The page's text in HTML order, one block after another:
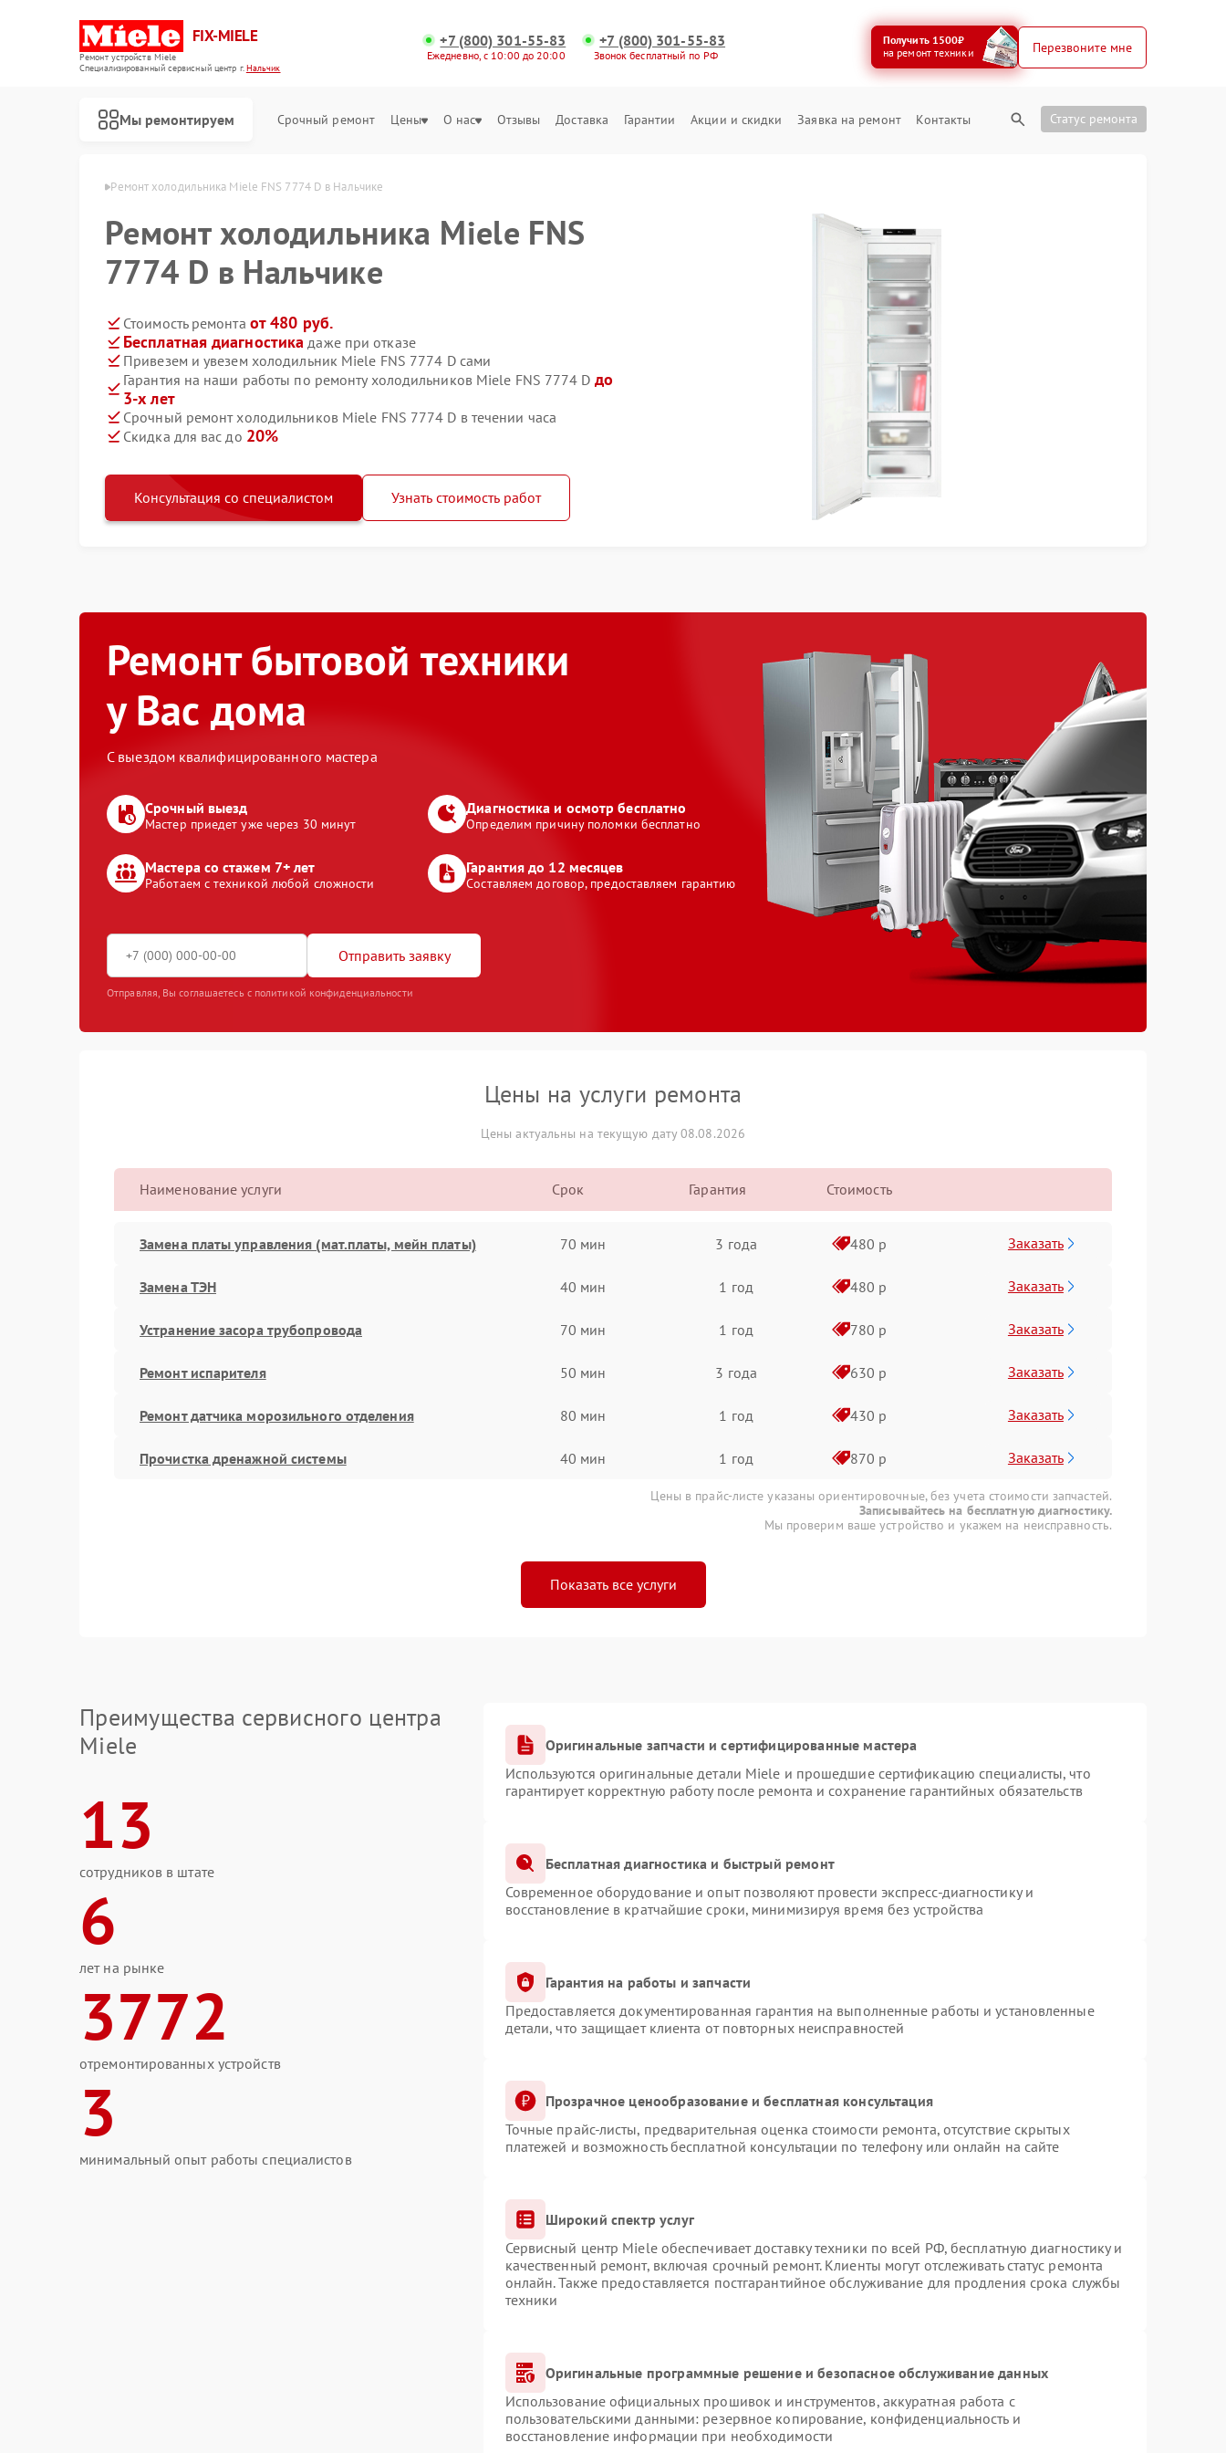
FIX-MIELE
Ремонт устройств Miele
Специализированный cервисный центр г.Нальчик
+7 (800) 301-55-83
Ежедневно, с 10:00 до 20:00
+7 (800) 301-55-83
Звонок бесплатный по РФ
Получить 1500₽
на ремонт техники
Перезвоните мне
Мы ремонтируем Срочный ремонт Цены О нас Отзывы Доставка Гарантии Акции и скидки Заявка на ремонт Контакты Статус ремонта
Miele в Нальчике Ремонт холодильника Miele FNS 7774 D в Нальчике
Ремонт холодильника Miele FNS
7774 D в Нальчике
Стоимость ремонта от 480 руб.
Бесплатная диагностика даже при отказе
Привезем и увезем холодильник Miele FNS 7774 D сами
Гарантия на наши работы по ремонту холодильников Miele FNS 7774 D до
3-х лет
Срочный ремонт холодильников Miele FNS 7774 D в течении часа
Скидка для вас до 20%
Консультация со специалистом Узнать стоимость работ
Ремонт бытовой техники
у Вас дома
С выездом квалифицированного мастера
Срочный выезд
Мастер приедет уже через 30 минут
Диагностика и осмотр бесплатно
Определим причину поломки бесплатно
Мастера со стажем 7+ лет
Работаем с техникой любой сложности
Гарантия до 12 месяцев
Составляем договор, предоставляем гарантию
Отправить заявку
Отправляя, Вы соглашаетесь с политикой конфиденциальности
Цены на услуги ремонта
Цены актуальны на текущую дату 08.08.2026
Наименование услуги Срок Гарантия Стоимость
Замена платы управления (мат.платы, мейн платы) 70 мин 3 года 480 р Заказать
Замена ТЭН 40 мин 1 год 480 р Заказать
Устранение засора трубопровода 70 мин 1 год 780 р Заказать
Ремонт испарителя 50 мин 3 года 630 р Заказать
Ремонт датчика морозильного отделения 80 мин 1 год 430 р Заказать
Прочистка дренажной системы 40 мин 1 год 870 р Заказать
Цены в прайс-листе указаны ориентировочные, без учета стоимости запчастей.
Записывайтесь на бесплатную диагностику.
Мы проверим ваше устройство и укажем на неисправность.
Показать все услуги
Преимущества сервисного центра
Miele
13
сотрудников в штате
6
лет на рынке
3772
отремонтированных устройств
3
минимальный опыт работы специалистов
Оригинальные запчасти и сертифицированные мастера
Используются оригинальные детали Miele и прошедшие сертификацию специалисты, что
гарантирует корректную работу после ремонта и сохранение гарантийных обязательств
Бесплатная диагностика и быстрый ремонт
Современное оборудование и опыт позволяют провести экспресс-диагностику и
восстановление в кратчайшие сроки, минимизируя время без устройства
Гарантия на работы и запчасти
Предоставляется документированная гарантия на выполненные работы и установленные
детали, что защищает клиента от повторных неисправностей
Прозрачное ценообразование и бесплатная консультация
Точные прайс-листы, предварительная оценка стоимости ремонта, отсутствие скрытых
платежей и возможность бесплатной консультации по телефону или онлайн на сайте
Широкий спектр услуг
Сервисный центр Miele обеспечивает доставку техники по всей РФ, бесплатную диагностику и
качественный ремонт, включая срочный ремонт. Клиенты могут отслеживать статус ремонта
онлайн. Также предоставляется постгарантийное обслуживание для продления срока службы
техники
Оригинальные программные решение и безопасное обслуживание данных
Использование официальных прошивок и инструментов, аккуратная работа с
пользовательскими данными: резервное копирование, конфиденциальность и
восстановление информации при необходимости